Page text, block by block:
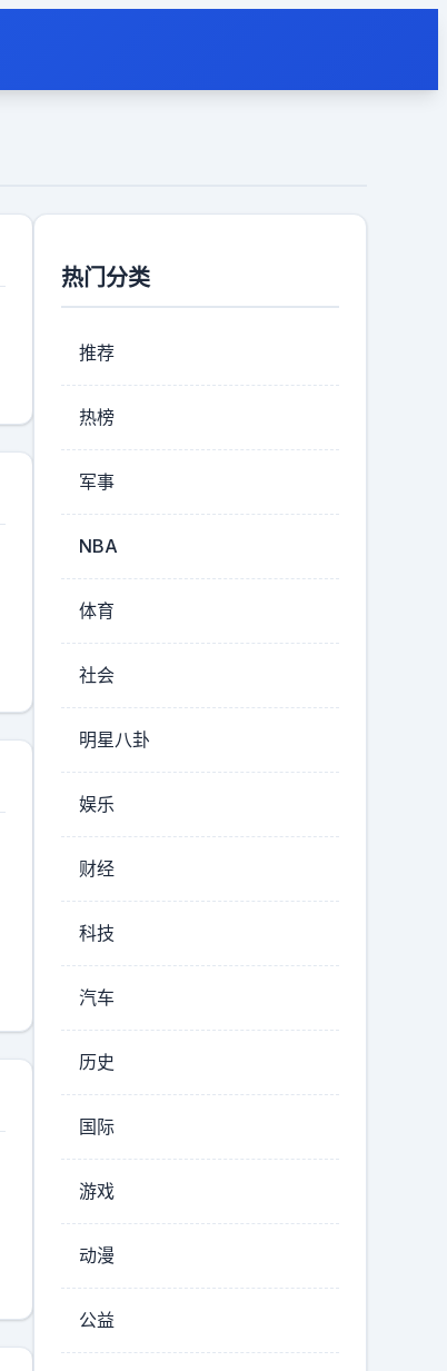
热门分类
推荐
热榜
军事
NBA
体育
社会
明星八卦
娱乐
财经
科技
汽车
历史
国际
游戏
动漫
公益